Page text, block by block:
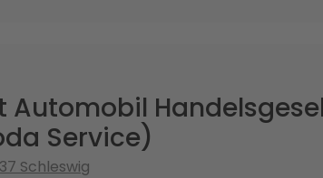
Automobil
Service)
Schleswig